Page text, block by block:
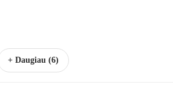
+ Daugiau (6)